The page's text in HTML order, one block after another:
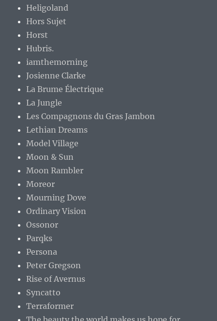
Heligoland
Hors Sujet
Horst
Hubris.
iamthemorning
Josienne Clarke
La Brume Électrique
La Jungle
Les Compagnons du Gras Jambon
Lethian Dreams
Model Village
Moon & Sun
Moon Rambler
Moreor
Mourning Dove
Ordinary Vision
Ossonor
Parqks
Persona
Peter Gregson
Rise of Avernus
Syncatto
Terraformer